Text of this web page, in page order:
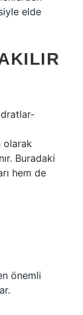
elde
olarak
Buradaki
hem de
önemli